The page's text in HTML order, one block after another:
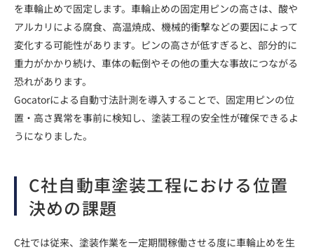
を車輪止めで固定します。車輪止めの固定用ピンの高さは、酸や
アルカリによる腐食、高温焼成、機械的衝撃などの要因によって
変化する可能性があります。ピンの高さが低すぎると、部分的に
重力がかかり続け、車体の転倒やその他の重大な事故につながる
恐れがあります。
Gocatorによる自動寸法計測を導入することで、固定用ピンの位
置・高さ異常を事前に検知し、塗装工程の安全性が確保できるよ
うになりました。
C社自動車塗装工程における位置
決めの課題
C社では従来、塗装作業を一定期間稼働させる度に車輪止めを生